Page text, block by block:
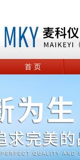
首 页